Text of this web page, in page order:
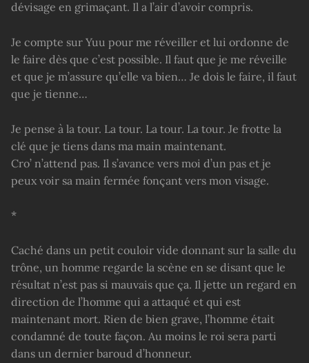
dévisage en grimaçant. Il a l’air d’avoir compris.
Je compte sur Yuu pour me réveiller et lui ordonne de
le faire dès que c’est possible. Il faut que je me réveille
et que je m’assure qu’elle va bien… Je dois le faire, il faut
que je tienne…
Je pense à la tour. La tour. La tour. La tour. Je frotte la
clé que je tiens dans ma main maintenant.
Cro’ n’attend pas. Il s’avance vers moi d’un pas et je
peux voir sa main fermée fonçant vers mon visage.
*
Caché dans un petit couloir vide donnant sur la salle du
trône, un homme regarde la scène en se disant que le
résultat n’est pas si mauvais que ça. Il jette un regard en
direction de l’homme qui a attaqué et qui est
maintenant mort. Rien de bien grave, l’homme était
condamné de toute façon. Au moins le roi sera parti
dans un dernier baroud d’honneur.